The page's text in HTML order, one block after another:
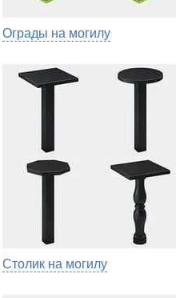
Ограды на могилу
Столик на могилу